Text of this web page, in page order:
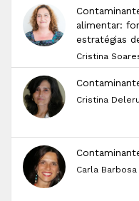
alimentar:
estratégias
Cristina
Cristina
Carla Barbosa